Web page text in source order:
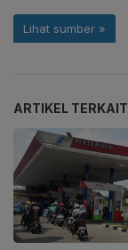
ARTIKEL TERKAIT